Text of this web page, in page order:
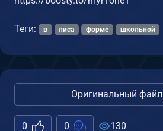
Теги: в лиса форме школьной
Оригинальный
0 0 130